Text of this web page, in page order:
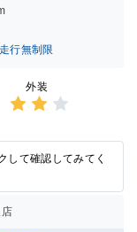
行無制限
外装
2点の
評価
して確認してみてく